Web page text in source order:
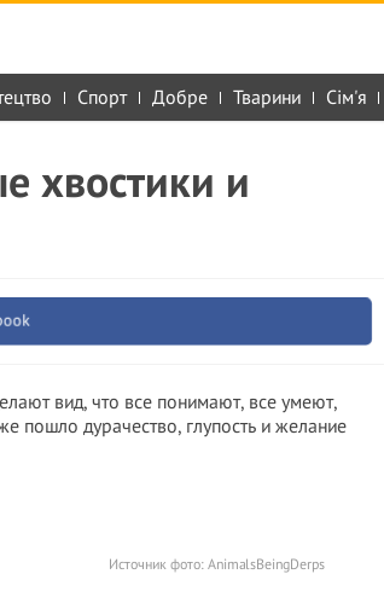
Спорт Добре Тварини Сім'я
хвостики и
вид, что все понимают, все умеют,
пошло дурачество, глупость и желание
Источник фото: AnimalsBeingDerps